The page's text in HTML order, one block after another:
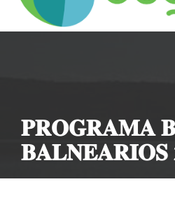
𝐏𝐑𝐎𝐆𝐑𝐀𝐌𝐀
𝐁𝐀𝐋𝐍𝐄𝐀𝐑𝐈𝐎𝐒